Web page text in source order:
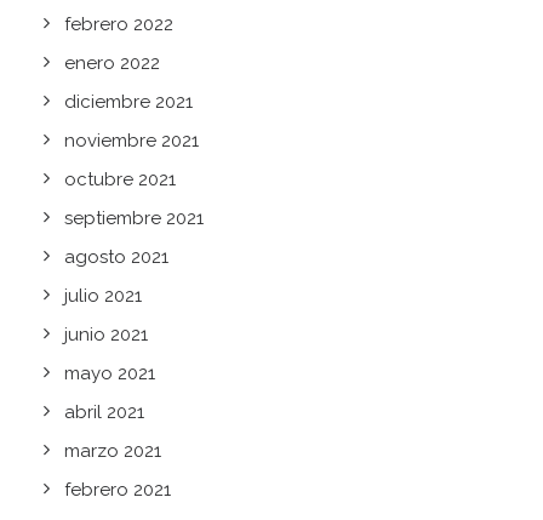
febrero 2022
enero 2022
diciembre 2021
noviembre 2021
octubre 2021
septiembre 2021
agosto 2021
julio 2021
junio 2021
mayo 2021
abril 2021
marzo 2021
febrero 2021